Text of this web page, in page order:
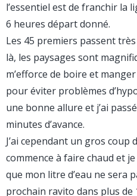
l’essentiel est de franchir la
6 heures départ donné.
Les 45 premiers passent
là, les paysages sont
m’efforce de boire et
pour éviter problèmes
une bonne allure et j’ai
minutes d’avance.
J’ai cependant un gros coup
commence à faire chaud et
que mon litre d’eau ne sera
prochain ravito dans plus